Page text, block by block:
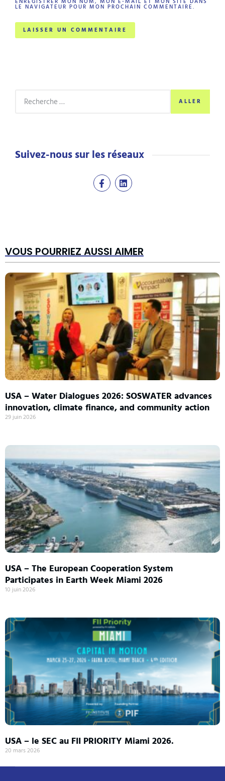
ALLER
Suivez-nous sur les réseaux
LE NAVIGATEUR POUR MON PROCHAIN COMMENTAIRE.
VOUS POURRIEZ AUSSI AIMER
USA – Water Dialogues 2026: SOSWATER advances
innovation, climate finance, and community action
29 juin 2026
USA – The European Cooperation System
Participates in Earth Week Miami 2026
10 juin 2026
USA – le SEC au FII PRIORITY Miami 2026.
20 mars 2026